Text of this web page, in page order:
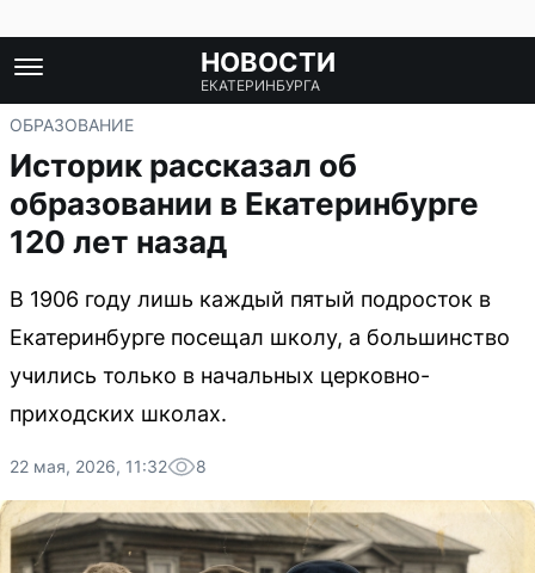
НОВОСТИ
ЕКАТЕРИНБУРГА
ОБРАЗОВАНИЕ
Историк рассказал об
образовании в Екатеринбурге
120 лет назад
В 1906 году лишь каждый пятый подросток в
Екатеринбурге посещал школу, а большинство
учились только в начальных церковно-
приходских школах.
22 мая, 2026, 11:32 8